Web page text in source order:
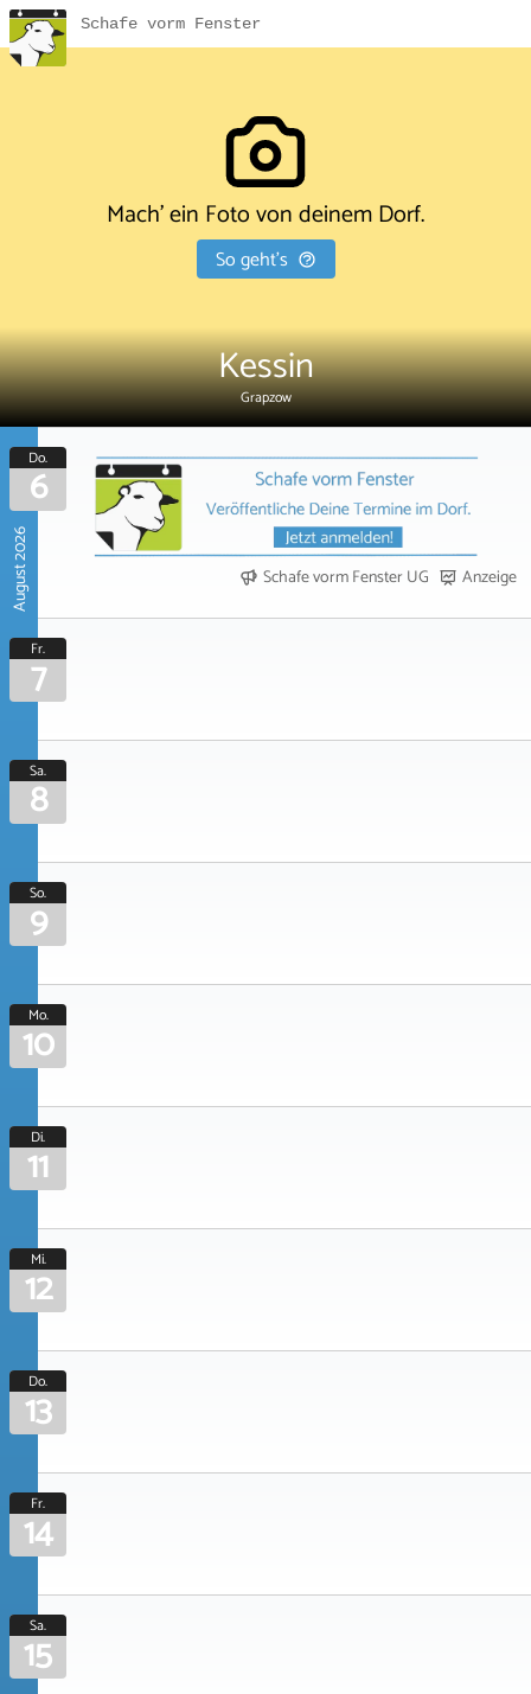
Schafe vorm Fenster
Mach' ein Foto von deinem Dorf.
So geht's
Kessin
Grapzow
August 2026
Do.
6
Schafe vorm Fenster UG Anzeige
Fr.
7
Sa.
8
So.
9
Mo.
10
Di.
11
Mi.
12
Do.
13
Fr.
14
Sa.
15